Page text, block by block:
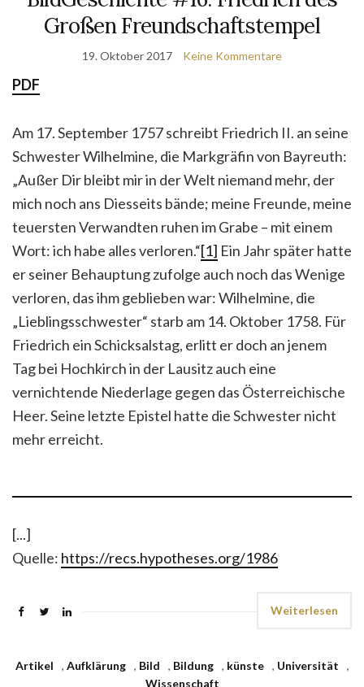
Großen Freundschaftstempel
19. Oktober 2017 Keine Kommentare
PDF
Am 17. September 1757 schreibt Friedrich II. an seine
Schwester Wilhelmine, die Markgräfin von Bayreuth:
„Außer Dir bleibt mir in der Welt niemand mehr, der
mich noch ans Diesseits bände; meine Freunde, meine
teuersten Verwandten ruhen im Grabe – mit einem
Wort: ich habe alles verloren.“[1] Ein Jahr später hatte
er seiner Behauptung zufolge auch noch das Wenige
verloren, das ihm geblieben war: Wilhelmine, die
„Lieblingsschwester“ starb am 14. Oktober 1758. Für
Friedrich ein Schicksalstag, erlitt er doch an jenem
Tag bei Hochkirch in der Lausitz auch eine
vernichtende Niederlage gegen das Österreichische
Heer. Seine letzte Epistel hatte die Schwester nicht
mehr erreicht.
[...]
Quelle: https://recs.hypotheses.org/1986
Weiterlesen
Artikel , Aufklärung , Bild , Bildung , künste , Universität
,
Wissenschaft